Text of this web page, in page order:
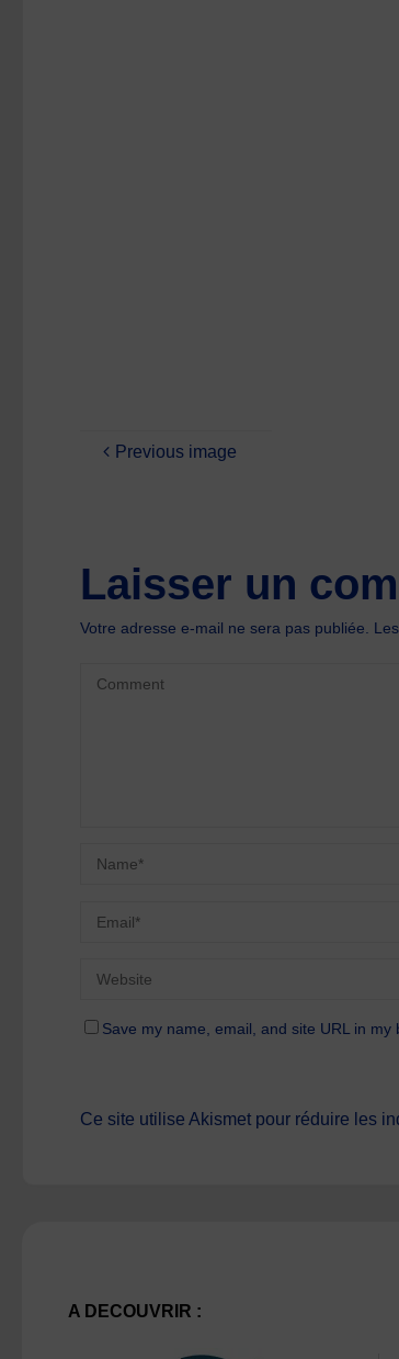
Previous image
Laisser un
Votre adresse e-mail ne sera pas publiée.
Save my name, email, and site URL in
Ce site utilise Akismet pour réduire les
A DECOUVRIR :